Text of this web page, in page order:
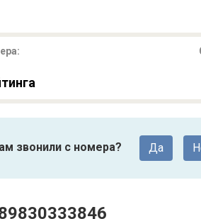
звонили с номера? Да